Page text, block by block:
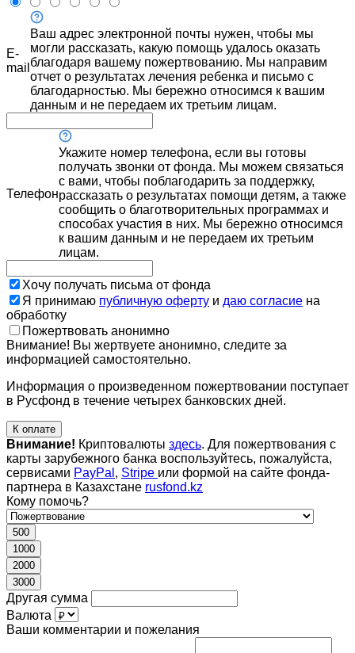
E-
mail
Ваш адрес электронной почты нужен, чтобы мы
могли рассказать, какую помощь удалось оказать
благодаря вашему пожертвованию. Мы направим
отчет о результатах лечения ребенка и письмо с
благодарностью. Мы бережно относимся к вашим
данным и не передаем их третьим лицам.
Телефон
Укажите номер телефона, если вы готовы
получать звонки от фонда. Мы можем связаться
с вами, чтобы поблагодарить за поддержку,
рассказать о результатах помощи детям, а также
сообщить о благотворительных программах и
способах участия в них. Мы бережно относимся
к вашим данным и не передаем их третьим
лицам.
Хочу получать письма от фонда
Я принимаю публичную оферту и даю согласие на
обработку
Пожертвовать анонимно
Внимание! Вы жертвуете анонимно, следите за
информацией самостоятельно.
Информация о произведенном пожертвовании поступает
в Русфонд в течение четырех банковских дней.
К оплате
Внимание! Криптовалюты здесь. Для пожертвования с
карты зарубежного банка воспользуйтесь, пожалуйста,
сервисами PayPal , Stripe или формой на сайте фонда-
партнера в Казахстане rusfond.kz
Кому помочь?
500
1000
2000
3000
Другая сумма
Валюта
Ваши комментарии и пожелания